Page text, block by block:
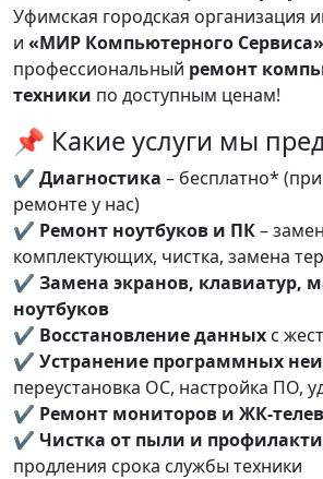
Уфимская городская организация
и «МИР Компьютерного Сервиса»
профессиональный ремонт
техники по доступным ценам!
📌 Какие услуги мы
✔ Диагностика – бесплатно*
ремонте у нас)
✔ Ремонт ноутбуков и ПК–
комплектующих, чистка, замена
✔ Замена экранов, клавиатур,
ноутбуков
✔ Восстановление данных с
✔ Устранение программных
переустановка ОС, настройка ПО,
✔ Ремонт мониторов и ЖК-
✔ Чистка от пыли и
продления срока службы техники